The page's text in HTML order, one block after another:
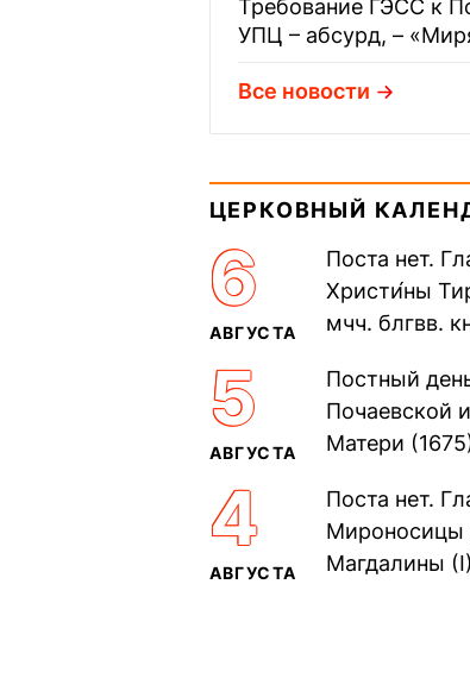
Требование ГЭСС к
УПЦ – абсурд, –
Все новости
ЦЕРКОВНЫЙ
6
АВГУСТА
Поста нет.
Христи́ны
мчч. блгвв.
Дави́да
5
АВГУСТА
Постный
Почаевской
Матери
мучеников
воина
4
АВГУСТА
Поста нет.
Мироносицы
Магдалины